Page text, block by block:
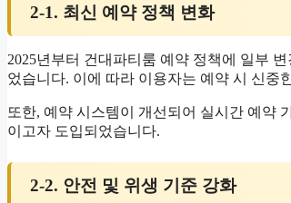
2-1. 최신 예약 정책 변화
2025년부터 건대파티룸 예약 정책에 일부
었습니다. 이에 따라 이용자는 예약 시 신중
또한, 예약 시스템이 개선되어 실시간 예약
이고자 도입되었습니다.
2-2. 안전 및 위생 기준 강화